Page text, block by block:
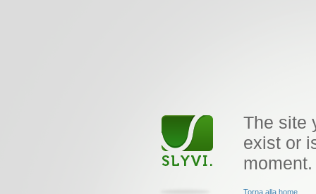
The site
exist or
moment.
Torna alla home